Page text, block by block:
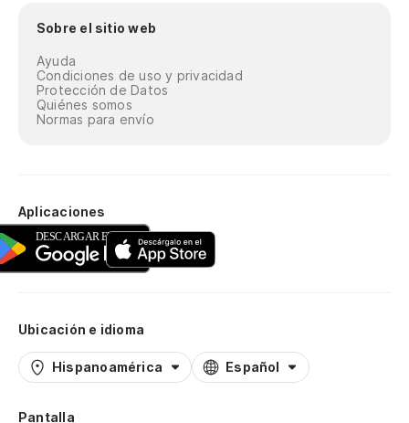
Sobre el sitio web
Ayuda
Condiciones de uso y privacidad
Protección de Datos
Quiénes somos
Normas para envío
Aplicaciones
Ubicación e idioma
Hispanoamérica Español
Pantalla